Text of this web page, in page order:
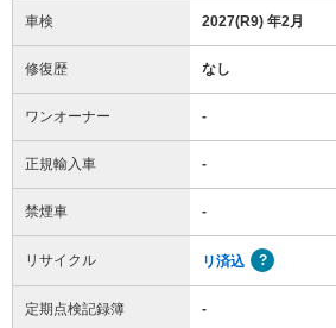
車検 2027(R9) 年2月
修復歴 なし
ワンオーナー -
正規輸入車 -
禁煙車 -
リサイクル リ済込
定期点検記録簿 -